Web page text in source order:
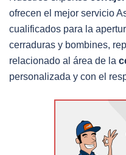
ofrecen el mejor servicio
cualificados para la
cerraduras y bombines,
relacionado al área de la
personalizada y con el